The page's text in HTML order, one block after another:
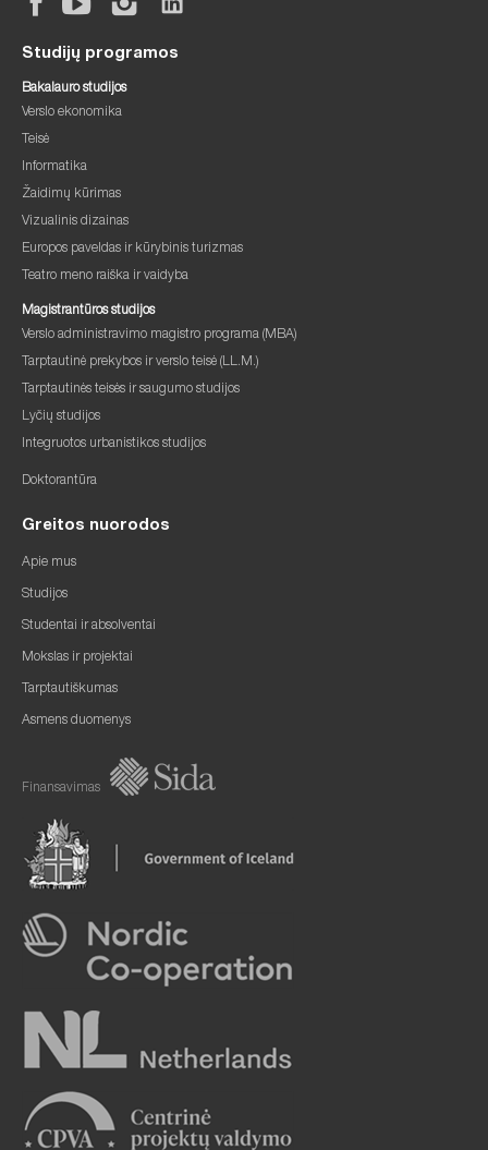
Studijų programos
Bakalauro studijos
Verslo ekonomika
Teisė
Informatika
Žaidimų kūrimas
Vizualinis dizainas
Europos paveldas ir kūrybinis turizmas
Teatro meno raiška ir vaidyba
Magistrantūros studijos
Verslo administravimo magistro programa (MBA)
Tarptautinė prekybos ir verslo teisė (LL.M.)
Tarptautinės teisės ir saugumo studijos
Lyčių studijos
Integruotos urbanistikos studijos
Doktorantūra
Greitos nuorodos
Apie mus
Studijos
Studentai ir absolventai
Mokslas ir projektai
Tarptautiškumas
Asmens duomenys
Finansavimas